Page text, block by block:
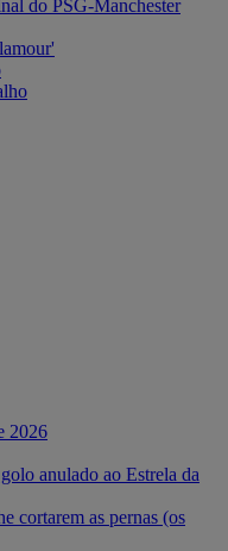
do PSG-Manchester
2026
anulado ao Estrela da
cortarem as pernas (os